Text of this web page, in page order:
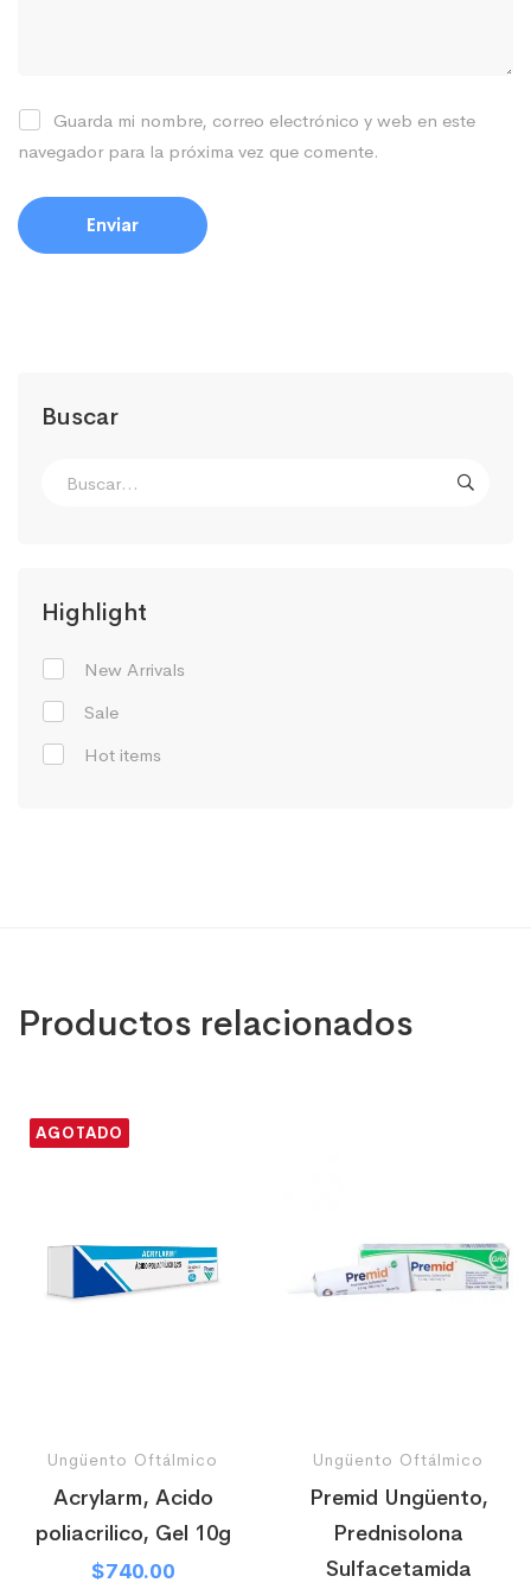
Buscar
Highlight
New Arrivals
Sale
Hot items
Guarda mi nombre, correo electrónico y web en este
navegador para la próxima vez que comente.
Productos relacionados
AGOTADO
Ungüento Oftálmico
Acrylarm, Acido
poliacrilico, Gel 10g
$740.00
Ungüento Oftálmico
Premid Ungüento,
Prednisolona
Sulfacetamida